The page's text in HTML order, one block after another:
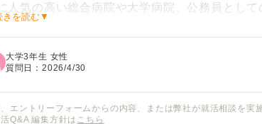
人気の高い総合病院や大学病院、公務員とし
検体検査の自動化が進むなかで、これからの
は「資格さえ取ればどこかには就職できるだろ
を読む▼
大学3年生 女性
質問日：2026/4/30
エントリーフォームからの内容、または弊社が就活相談を実
Q&A 編集方針は こちら